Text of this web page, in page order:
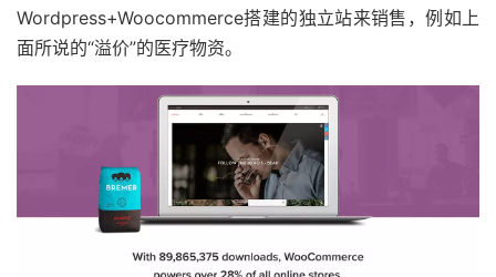
Wordpress+Woocommerce搭建的独立站来销售，例如上
面所说的“溢价”的医疗物资。